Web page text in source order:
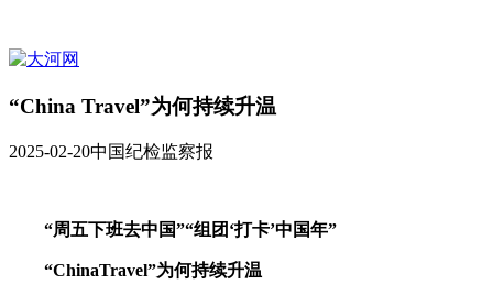
“China Travel”为何持续升温
2025-02-20中国纪检监察报
“周五下班去中国”“组团‘打卡’中国年”
“ChinaTravel”为何持续升温